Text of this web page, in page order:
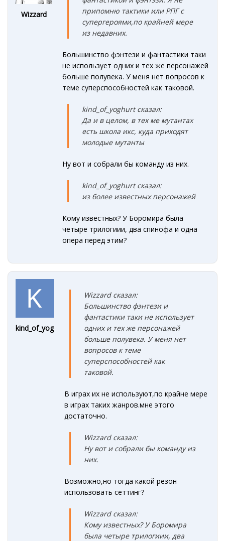
Wizzard
припомню тактики или РПГ с
супергероями,по крайней мере
из недавних.
Большинство фэнтези и фантастики таки
не использует одних и тех же персонажей
больше полувека. У меня нет вопросов к
теме суперспособностей как таковой.
kind_of_yoghurt сказал:
Да и в целом, в тех ме мутантах
есть школа икс, куда приходят
молодые мутанты
Ну вот и собрали бы команду из них.
kind_of_yoghurt сказал:
из более известных персонажей
Кому известных? У Боромира была
четыре трилогиии, два спинофа и одна
опера перед этим?
kind_of_yoghurt
Wizzard сказал:
Большинство фэнтези и
фантастики таки не использует
одних и тех же персонажей
больше полувека. У меня нет
вопросов к теме
суперспособностей как
таковой.
В играх их не используют,по крайне мере
в играх таких жанров.мне этого
достаточно.
Wizzard сказал:
Ну вот и собрали бы команду из
них.
Возможно,но тогда какой резон
использовать сеттинг?
Wizzard сказал:
Кому известных? У Боромира
была четыре трилогиии, два